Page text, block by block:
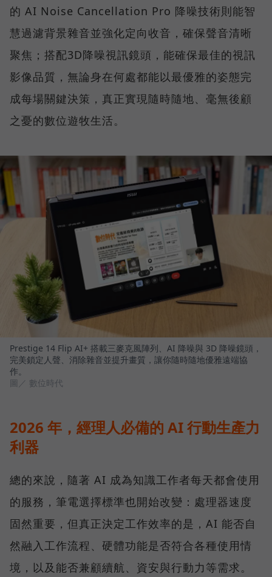
的 AI Noise Cancellation Pro 降噪技術則能智
慧過濾背景雜音並強化定向收音，確保聲音清晰
聚焦；搭配3D降噪視訊鏡頭，能確保最佳的視訊
影像品質，無論身在何處都能以最優雅的姿態完
成每場關鍵決策，真正實現隨時隨地、毫無後顧
之憂的數位遊牧生活。
Prestige 14 Flip AI+ 搭載三麥克風陣列、AI 降噪與 3D 降噪鏡頭，
完美鎖定人聲、消除雜音並提升畫質，讓你隨時隨地優雅遠端協
作。
圖／ 數位時代
2026 年，經理人必備的 AI 行動生產力
利器
總的來說，隨著 AI 成為知識工作者每天都會使用
的服務，筆電選擇標準也開始改變：處理器速度
固然重要，但真正決定工作效率的是，AI 能否自
然融入工作流程、硬體功能是否符合各種使用情
境，以及能否兼顧續航、資安與行動力等需求。